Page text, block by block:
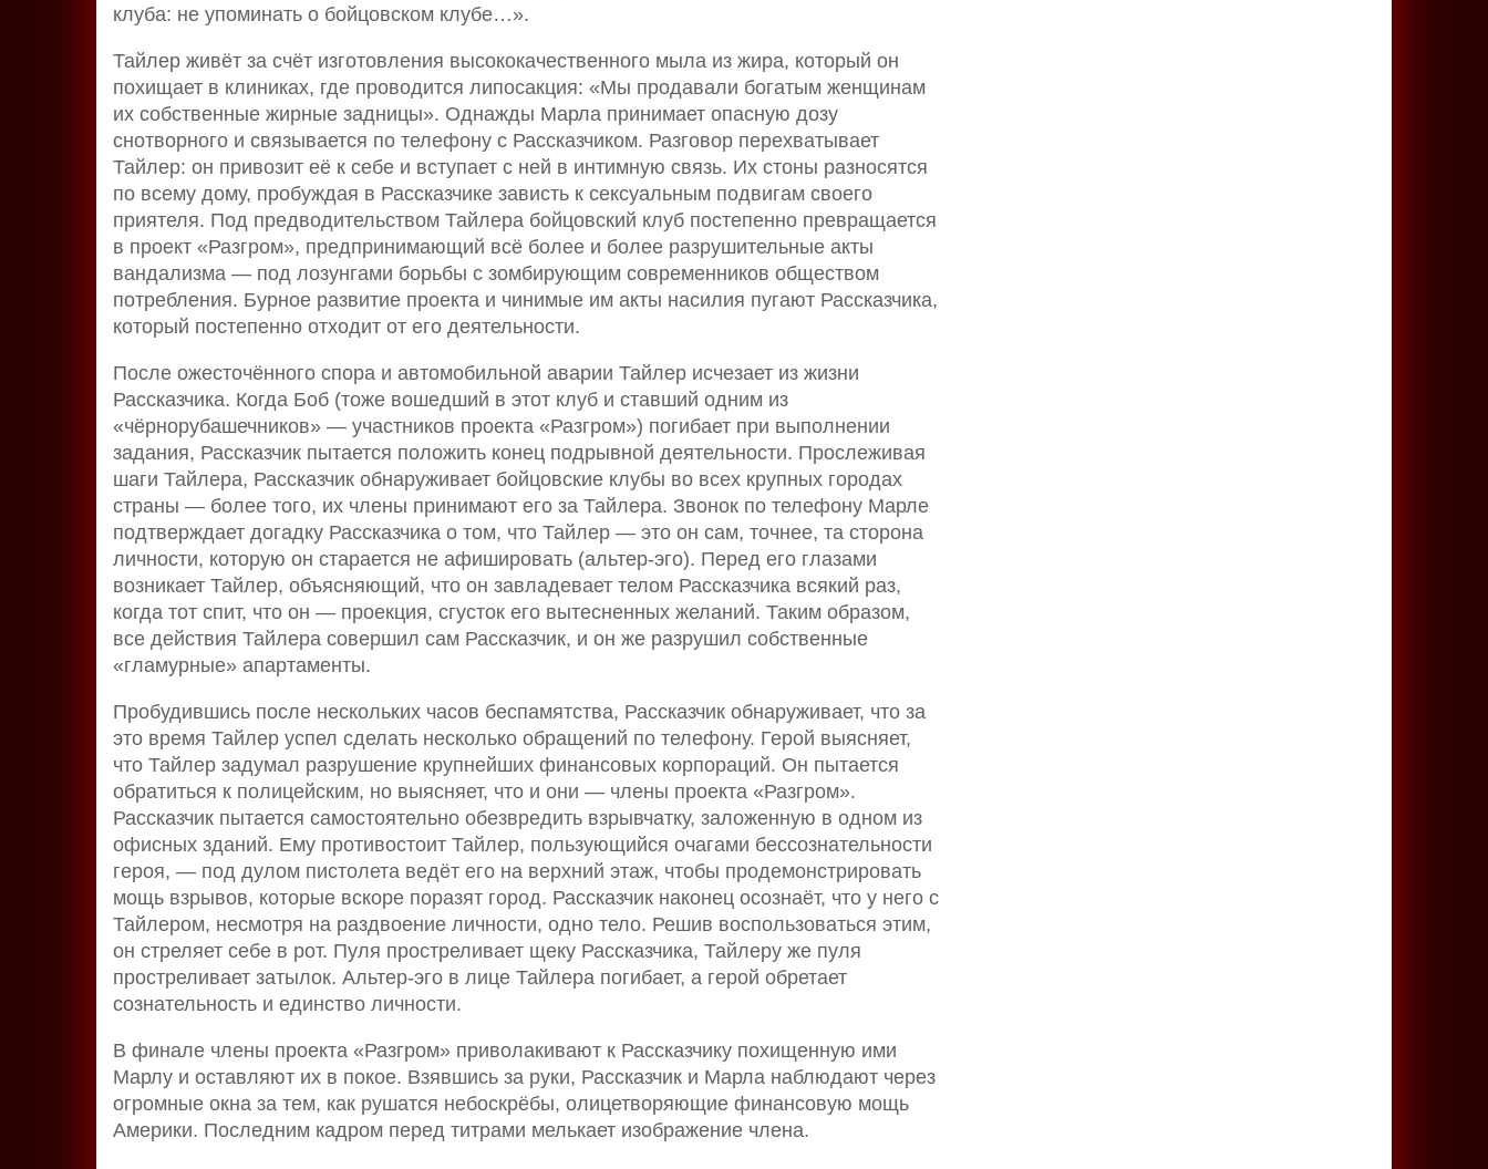
клуба: не упоминать о бойцовском клубе…».
Тайлер живёт за счёт изготовления высококачественного мыла из жира, который он
похищает в клиниках, где проводится липосакция: «Мы продавали богатым женщинам
их собственные жирные задницы». Однажды Марла принимает опасную дозу
снотворного и связывается по телефону с Рассказчиком. Разговор перехватывает
Тайлер: он привозит её к себе и вступает с ней в интимную связь. Их стоны разносятся
по всему дому, пробуждая в Рассказчике зависть к сексуальным подвигам своего
приятеля. Под предводительством Тайлера бойцовский клуб постепенно превращается
в проект «Разгром», предпринимающий всё более и более разрушительные акты
вандализма — под лозунгами борьбы с зомбирующим современников обществом
потребления. Бурное развитие проекта и чинимые им акты насилия пугают Рассказчика,
который постепенно отходит от его деятельности.
После ожесточённого спора и автомобильной аварии Тайлер исчезает из жизни
Рассказчика. Когда Боб (тоже вошедший в этот клуб и ставший одним из
«чёрнорубашечников» — участников проекта «Разгром») погибает при выполнении
задания, Рассказчик пытается положить конец подрывной деятельности. Прослеживая
шаги Тайлера, Рассказчик обнаруживает бойцовские клубы во всех крупных городах
страны — более того, их члены принимают его за Тайлера. Звонок по телефону Марле
подтверждает догадку Рассказчика о том, что Тайлер — это он сам, точнее, та сторона
личности, которую он старается не афишировать (альтер-эго). Перед его глазами
возникает Тайлер, объясняющий, что он завладевает телом Рассказчика всякий раз,
когда тот спит, что он — проекция, сгусток его вытесненных желаний. Таким образом,
все действия Тайлера совершил сам Рассказчик, и он же разрушил собственные
«гламурные» апартаменты.
Пробудившись после нескольких часов беспамятства, Рассказчик обнаруживает, что за
это время Тайлер успел сделать несколько обращений по телефону. Герой выясняет,
что Тайлер задумал разрушение крупнейших финансовых корпораций. Он пытается
обратиться к полицейским, но выясняет, что и они — члены проекта «Разгром».
Рассказчик пытается самостоятельно обезвредить взрывчатку, заложенную в одном из
офисных зданий. Ему противостоит Тайлер, пользующийся очагами бессознательности
героя, — под дулом пистолета ведёт его на верхний этаж, чтобы продемонстрировать
мощь взрывов, которые вскоре поразят город. Рассказчик наконец осознаёт, что у него с
Тайлером, несмотря на раздвоение личности, одно тело. Решив воспользоваться этим,
он стреляет себе в рот. Пуля простреливает щеку Рассказчика, Тайлеру же пуля
простреливает затылок. Альтер-эго в лице Тайлера погибает, а герой обретает
сознательность и единство личности.
В финале члены проекта «Разгром» приволакивают к Рассказчику похищенную ими
Марлу и оставляют их в покое. Взявшись за руки, Рассказчик и Марла наблюдают через
огромные окна за тем, как рушатся небоскрёбы, олицетворяющие финансовую мощь
Америки. Последним кадром перед титрами мелькает изображение члена.